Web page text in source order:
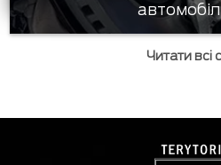
Читати всі